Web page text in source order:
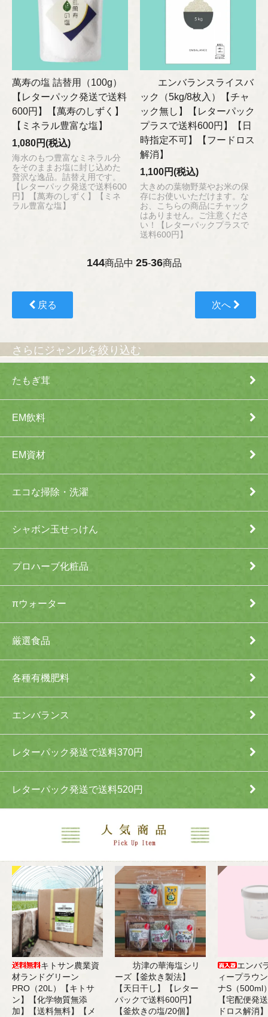
萬寿の塩 詰替用（100g）
【レターパック発送で送料
600円】【萬寿のしずく】
【ミネラル豊富な塩】
1,080円(税込)
海水のもつ豊富なミネラル分
をそのままお塩に封じ込めた
贅沢な逸品。詰替え用です。
【レターパック発送で送料600
円】【萬寿のしずく】【ミネ
ラル豊富な塩】
エンバランスライスバ
ック（5kg/8枚入）【チャ
ック無し】【レターパック
プラスで送料600円】【日
時指定不可】【フードロス
解消】
1,100円(税込)
大きめの葉物野菜やお米の保
存にお使いいただけます。な
お、こちらの商品にチャック
はありません。ご注意くださ
い！【レターパックプラスで
送料600円】
144商品中 25-36商品
戻る 次へ
さらにジャンルを絞り込む
たもぎ茸
EM飲料
EM資材
エコな掃除・洗濯
シャボン玉せっけん
プロハーブ化粧品
πウォーター
厳選食品
各種有機肥料
エンバランス
レターパック発送で送料370円
レターパック発送で送料520円
キトサン農業資
材ランドグリーン
PRO（20L）【キトサ
ン】【化学物質無添
加】【送料無料】【メ
坊津の華海塩シリ
ーズ【釜炊き製法】
【天日干し】【レター
パックで送料600円】
【釜炊きの塩/20個】
エンバ
ィープラウ
ナS（
【宅配便発
ドロス解消】